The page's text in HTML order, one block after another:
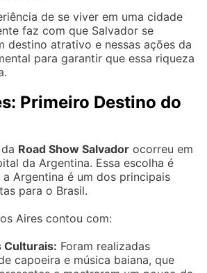
de se viver em uma cidade
faz com que Salvador se
destino atrativo e nessas ações da
para garantir que essa riqueza
Primeiro Destino do
Road Show Salvador ocorreu em
da Argentina. Essa escolha é
Argentina é um dos principais
para o Brasil.
Aires contou com:
Culturais: Foram realizadas
capoeira e música baiana, que